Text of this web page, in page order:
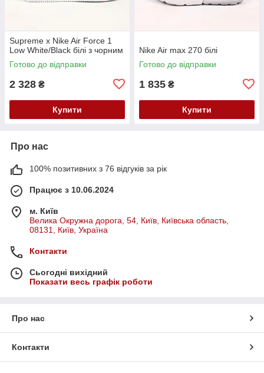
Supreme x Nike Air Force 1
Low White/Black білі з чорним
Готово до відправки
2 328 ₴
Купити
Nike Air max 270 білі
Готово до відправки
1 835 ₴
Купити
Про нас
100% позитивних з 76 відгуків за рік
Працює з 10.06.2024
м. Київ
Велика Окружна дорога, 54, Київ, Київська область,
08131, Київ, Україна
Контакти
Сьогодні вихідний
Показати весь графік роботи
Про нас
Контакти